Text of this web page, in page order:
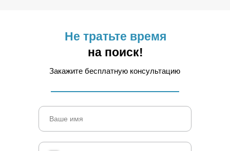
Закажите бесплатную консультацию
Не тратьте время
на поиск!